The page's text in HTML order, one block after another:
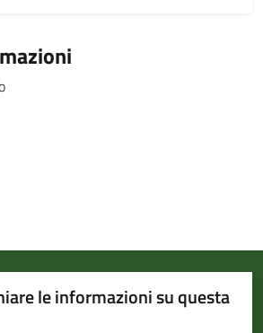
le informazioni su questa